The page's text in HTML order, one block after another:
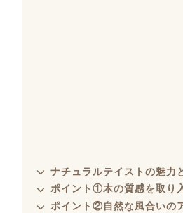
ナチュラルテイストの魅力
ポイント①木の質感を取り
ポイント②自然な風合いの